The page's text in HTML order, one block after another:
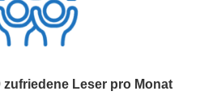
zufriedene Leser pro Monat